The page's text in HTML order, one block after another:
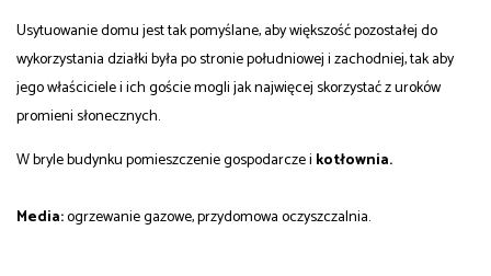
Usytuowanie domu jest tak pomyślane, aby większość pozostałej do
wykorzystania działki była po stronie południowej i zachodniej, tak aby
jego właściciele i ich goście mogli jak najwięcej skorzystać z uroków
promieni słonecznych.
W bryle budynku pomieszczenie gospodarcze i kotłownia.
Media:ogrzewanie gazowe, przydomowa oczyszczalnia.